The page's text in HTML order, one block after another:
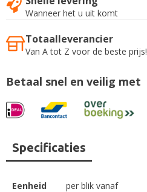
Wanneer het u uit komt
Totaalleverancier
Van A tot Z voor de beste prijs!
Betaal snel en veilig met
Specificaties
Eenheid per blik vanaf